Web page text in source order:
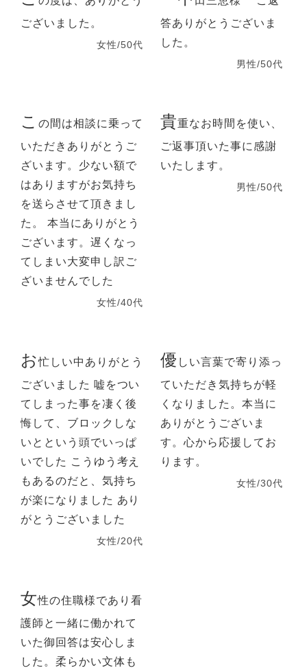
ございました。
女性/50代
答ありがとうございま
した。
男性/50代
こ の間は相談に乗って
いただきありがとうご
ざいます。少ない額で
はありますがお気持ち
を送らさせて頂きまし
た。 本当にありがとう
ございます。遅くなっ
てしまい大変申し訳ご
ざいませんでした
女性/40代
貴重なお時間を使い、
ご返事頂いた事に感謝
いたします。
男性/50代
お忙しい中ありがとう
ございました 嘘をつい
てしまった事を凄く後
悔して、ブロックしな
いとという頭でいっぱ
いでした こうゆう考え
もあるのだと、気持ち
が楽になりました あり
がとうございました
女性/20代
優 しい言葉で寄り添っ
ていただき気持ちが軽
くなりました。本当に
ありがとうございま
す。心から応援してお
ります。
女性/30代
女性の住職様であり看
護師と一緒に働かれて
いた御回答は安心しま
した。柔らかい文体も